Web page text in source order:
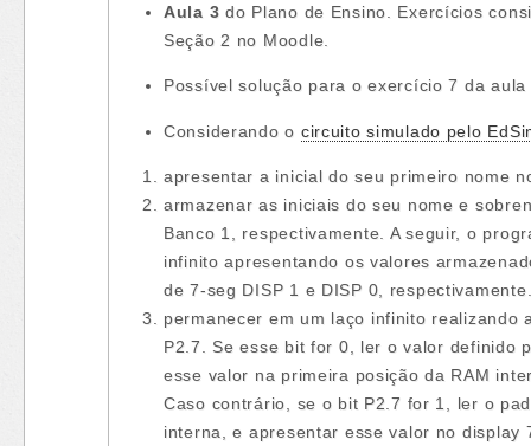
Aula 3 do Plano de Ensino. Exercícios
Seção 2 no Moodle.
Possível solução para o exercício 7 da
Considerando o circuito​ simulado pelo
​apresentar a inicial do seu primeiro nome
armazenar as iniciais do seu nome e
Banco 1, respectivamente. A seguir, o
infinito apresentando os valores
de 7-seg DISP 1 e DISP 0,
permanecer em um laço infinito realizando
P2.7. Se esse bit for 0, ler o valor definido
esse valor na primeira posição da RAM
Caso contrário, se o bit P2.7 for 1, ler o
interna, e apresentar esse valor no display